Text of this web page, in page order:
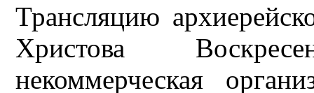
Трансляцию
Христова
некоммерческая